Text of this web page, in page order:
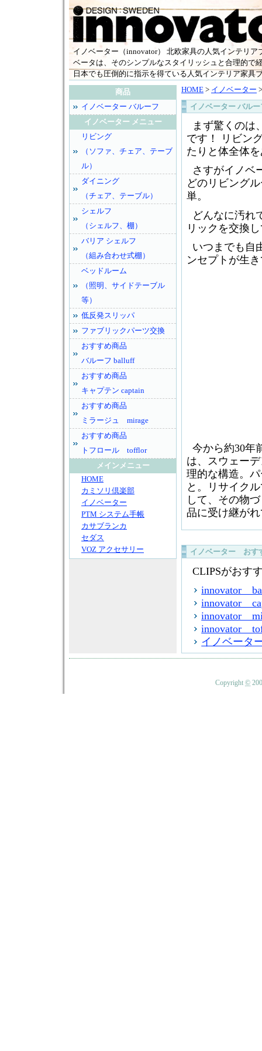
イノベーター（innovator） 北欧家具の人気インテリア
ベータは、そのシンプルなスタイリッシュと合理的で
日本でも圧倒的に指示を得ている人気インテリア家具
HOME > イノベーター
イノベーター バル
まず驚くのは
です！ リビン
たりと体全体
さすがイノベ
どのリビング
単。
どんなに汚れ
リックを交換
いつまでも自
ンセプトが生
今から約30年
は、スウェー
理的な構造。
と。リサイク
して、その物
品に受け継が
イノベーター おす
CLIPSがおす
innovator
innovator
innovator
innovator
イノベータ
商品
イノベーター バルーフ
イノベーター メニュー
リビング
（ソファ、チェア、テーブ
ル）
ダイニング
（チェア、テーブル）
シェルフ
（シェルフ、棚）
バリア シェルフ
（組み合わせ式棚）
ベッドルーム
（照明、サイドテーブル
等）
低反発スリッパ
ファブリックパーツ交換
おすすめ商品
バルーフ balluff
おすすめ商品
キャプテン captain
おすすめ商品
ミラージュ mirage
おすすめ商品
トフロール tofflor
メインメニュー
HOME
カミソリ倶楽部
イノベーター
PTM システム手帳
カサブランカ
セダス
VOZ アクセサリー
Copyright ©